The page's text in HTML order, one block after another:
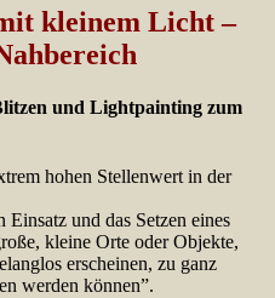
kleinem Licht –
und Lightpainting zum
hohen Stellenwert in der
und das Setzen eines
kleine Orte oder Objekte,
erscheinen, zu ganz
werden können”.